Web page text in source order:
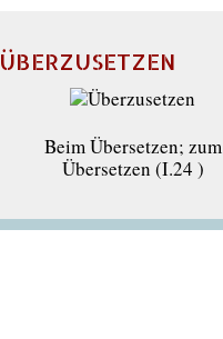
ÜBERZUSETZEN
Beim Übersetzen; zum
Übersetzen (I.24 )